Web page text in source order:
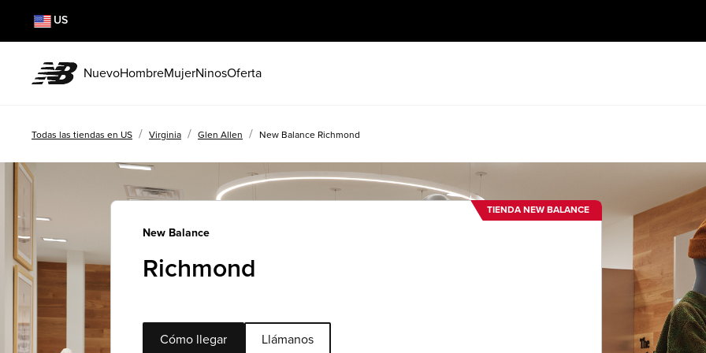
US
NuevoHombreMujerNinosOferta
Todas las tiendas en US / Virginia / Glen Allen / New Balance Richmond
TIENDA NEW BALANCE
New Balance
Richmond
Cómo llegar Llámanos